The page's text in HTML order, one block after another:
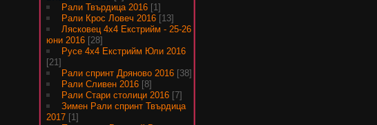
Рали Твърдица 2016 [1]
Рали Крос Ловеч 2016 [13]
Лясковец 4х4 Екстрийм - 25-26
юни 2016 [28]
Русе 4х4 Екстрийм Юли 2016
[21]
Рали спринт Дряново 2016 [38]
Рали Сливен 2016 [8]
Рали Стари столици 2016 [7]
Зимен Рали спринт Твърдица
2017 [1]